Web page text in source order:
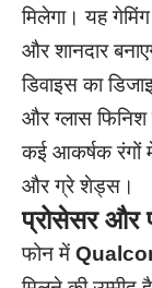
मिलेगा। यह
और शानदार
डिवाइस का
और ग्लास
कई आकर्षक रंगों
और ग्रे शेड्स।
प्रोसेसर और
फोन में